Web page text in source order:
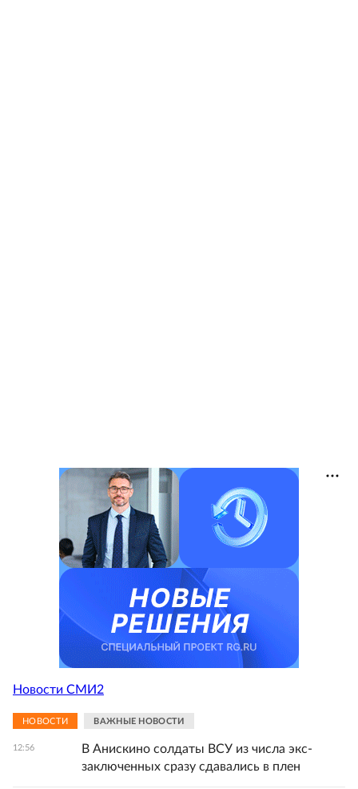
Новости СМИ2
НОВОСТИ ВАЖНЫЕ НОВОСТИ
12:56
В Анискино солдаты ВСУ из числа экс-
заключенных сразу сдавались в плен